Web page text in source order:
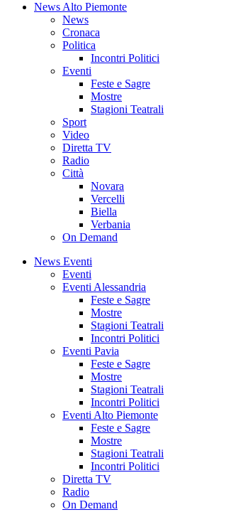
News Alto Piemonte
News
Cronaca
Politica
Incontri Politici
Eventi
Feste e Sagre
Mostre
Stagioni Teatrali
Sport
Video
Diretta TV
Radio
Città
Novara
Vercelli
Biella
Verbania
On Demand
News Eventi
Eventi
Eventi Alessandria
Feste e Sagre
Mostre
Stagioni Teatrali
Incontri Politici
Eventi Pavia
Feste e Sagre
Mostre
Stagioni Teatrali
Incontri Politici
Eventi Alto Piemonte
Feste e Sagre
Mostre
Stagioni Teatrali
Incontri Politici
Diretta TV
Radio
On Demand